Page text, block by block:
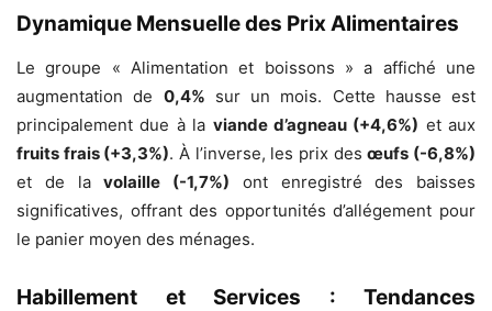
Dynamique Mensuelle des Prix Alimentaires
Le groupe « Alimentation et boissons » a affiché une
augmentation de 0,4% sur un mois. Cette hausse est
principalement due à la viande d’agneau (+4,6%) et aux
fruits frais (+3,3%). À l’inverse, les prix desœufs (-6,8%)
et de lavolaille (-1,7%) ont enregistré des baisses
significatives, offrant des opportunités d’allégement pour
le panier moyen des ménages.
Habillement et Services : Tendances